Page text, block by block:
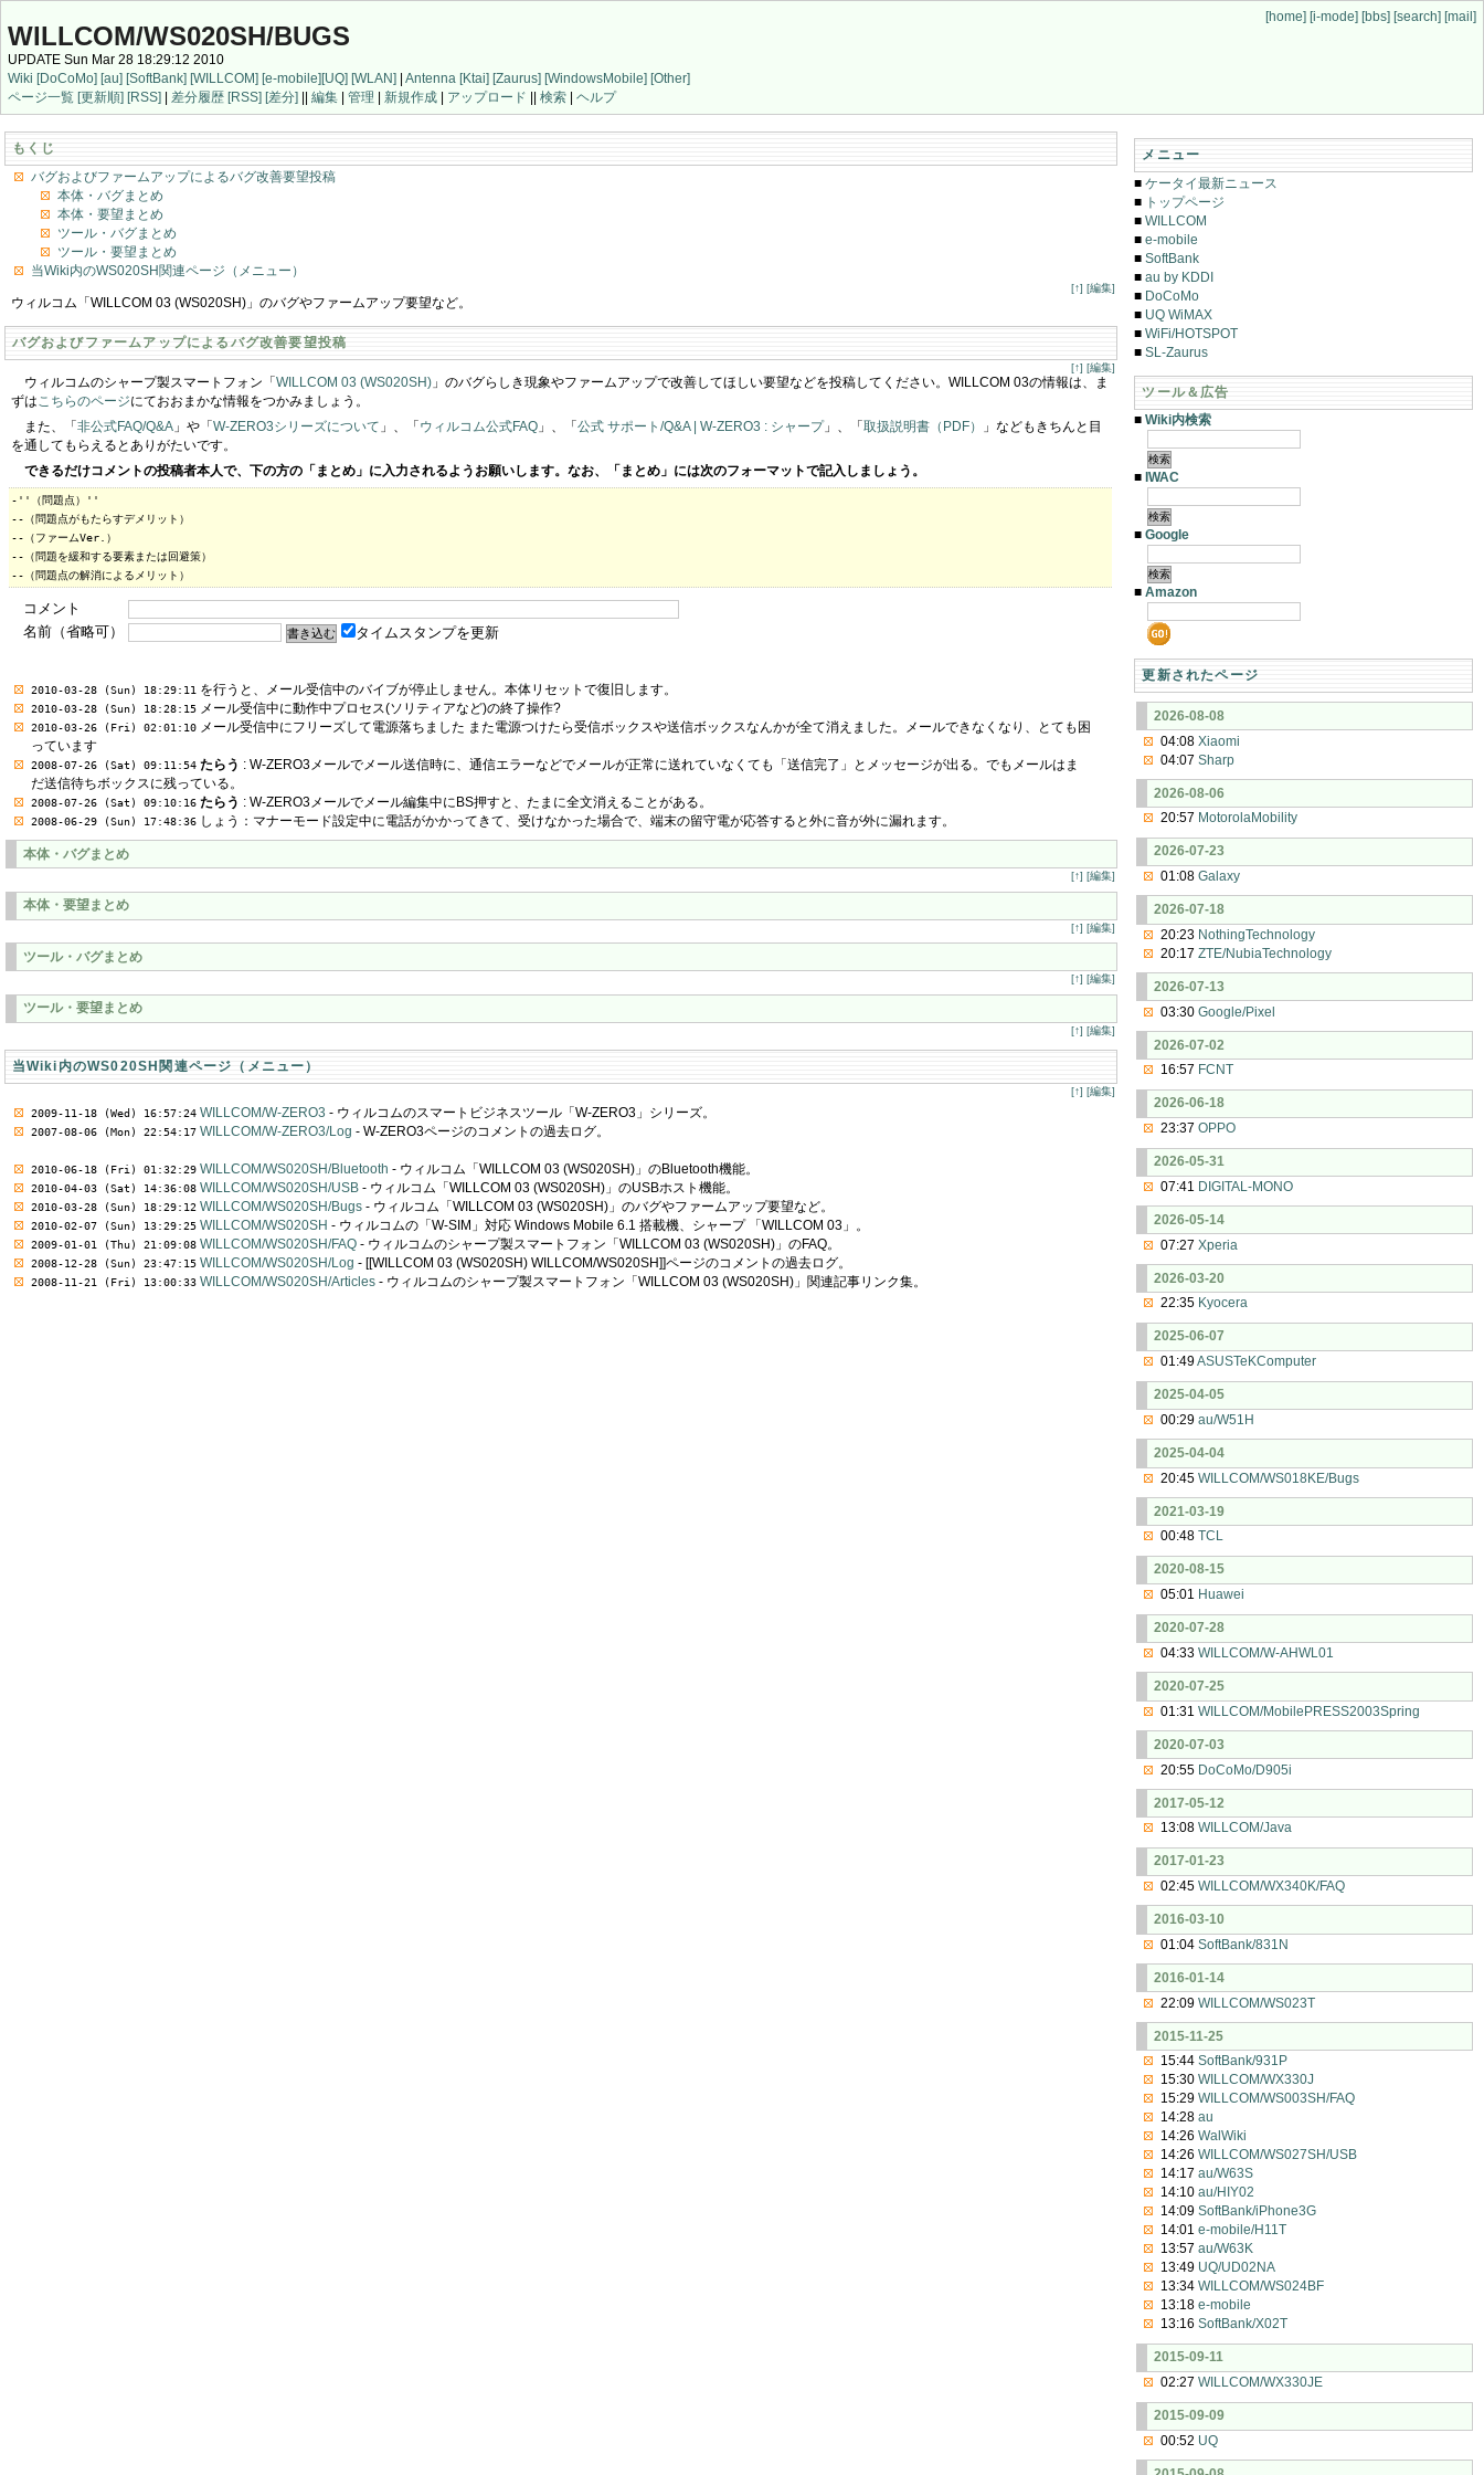
[home] [i-mode] [bbs] [search] [mail]
WILLCOM/WS020SH/BUGS
UPDATE Sun Mar 28 18:29:12 2010
Wiki [DoCoMo] [au] [SoftBank] [WILLCOM] [e-mobile][UQ] [WLAN] | Antenna [Ktai] [Zaurus] [WindowsMobile] [Other]
ページ一覧 [更新順] [RSS] | 差分履歴 [RSS] [差分] || 編集 | 管理 | 新規作成 | アップロード || 検索 | ヘルプ
もくじ
バグおよびファームアップによるバグ改善要望投稿
本体・バグまとめ
本体・要望まとめ
ツール・バグまとめ
ツール・要望まとめ
当Wiki内のWS020SH関連ページ（メニュー）
[↑] [編集]
ウィルコム「WILLCOM 03 (WS020SH)」のバグやファームアップ要望など。
バグおよびファームアップによるバグ改善要望投稿
[↑] [編集]
ウィルコムのシャープ製スマートフォン「WILLCOM 03 (WS020SH)」のバグらしき現象やファームアップで改善してほしい要望などを投稿してください。WILLCOM 03の情報は、ま
ずは こちらのページにておおまかな情報をつかみましょう。
また、「非公式FAQ/Q&A」や「W-ZERO3シリーズについて 」、「ウィルコム公式FAQ」、「公式 サポート/Q&A | W-ZERO3 : シャープ」、「取扱説明書（PDF）
」などもきちんと目
を通してもらえるとありがたいです。
できるだけコメントの投稿者本人で、下の方の「まとめ」に入力されるようお願いします。なお、「まとめ」には次のフォーマットで記入しましょう。
-''（問題点）''
--（問題点がもたらすデメリット）
--（ファームVer.）
--（問題を緩和する要素または回避策）
コメント
名前（省略可）
タイムスタンプを更新
2010-03-28 (Sun) 18:29:11 を行うと、メール受信中のバイブが停止しません。本体リセットで復旧します。
2010-03-28 (Sun) 18:28:15メール受信中に動作中プロセス(ソリティアなど)の終了操作?
2010-03-26 (Fri) 02:01:10メール受信中にフリーズして電源落ちました また電源つけたら受信ボックスや送信ボックスなんかが全て消えました。メールできなくなり、とても困
っています
2008-07-26 (Sat) 09:11:54 たらう : W-ZERO3メールでメール送信時に、通信エラーなどでメールが正常に送れていなくても「送信完了」とメッセージが出る。でもメールはま
だ送信待ちボックスに残っている。
2008-07-26 (Sat) 09:10:16 たらう : W-ZERO3メールでメール編集中にBS押すと、たまに全文消えることがある。
2008-06-29 (Sun) 17:48:36しょう：マナーモード設定中に電話がかかってきて、受けなかった場合で、端末の留守電が応答すると外に音が外に漏れます。
本体・バグまとめ
[↑] [編集]
本体・要望まとめ
[↑] [編集]
ツール・バグまとめ
[↑] [編集]
ツール・要望まとめ
[↑] [編集]
当Wiki内のWS020SH関連ページ（メニュー）
[↑] [編集]
2009-11-18 (Wed) 16:57:24 WILLCOM/W-ZERO3 - ウィルコムのスマートビジネスツール「W-ZERO3」シリーズ。
2007-08-06 (Mon) 22:54:17 WILLCOM/W-ZERO3/Log - W-ZERO3ページのコメントの過去ログ。
2010-06-18 (Fri) 01:32:29 WILLCOM/WS020SH/Bluetooth - ウィルコム「WILLCOM 03 (WS020SH)」のBluetooth機能。
2010-04-03 (Sat) 14:36:08 WILLCOM/WS020SH/USB- ウィルコム「WILLCOM 03 (WS020SH)」のUSBホスト機能。
2010-03-28 (Sun) 18:29:12 WILLCOM/WS020SH/Bugs- ウィルコム「WILLCOM 03 (WS020SH)」のバグやファームアップ要望など。
2010-02-07 (Sun) 13:29:25 WILLCOM/WS020SH - ウィルコムの「W-SIM」対応 Windows Mobile 6.1 搭載機、シャープ 「WILLCOM 03」。
2009-01-01 (Thu) 21:09:08 WILLCOM/WS020SH/FAQ- ウィルコムのシャープ製スマートフォン「WILLCOM 03 (WS020SH)」のFAQ。
2008-12-28 (Sun) 23:47:15 WILLCOM/WS020SH/Log - [[WILLCOM 03 (WS020SH) WILLCOM/WS020SH]]ページのコメントの過去ログ。
2008-11-21 (Fri) 13:00:33 WILLCOM/WS020SH/Articles- ウィルコムのシャープ製スマートフォン「WILLCOM 03 (WS020SH)」関連記事リンク集。
メニュー
■ケータイ最新ニュース
■ トップページ
■WILLCOM
■e-mobile
■SoftBank
■au by KDDI
■ DoCoMo
■ UQ WiMAX
■WiFi/HOTSPOT
■SL-Zaurus
ツール＆広告
■Wiki内検索
■IWAC
■Google
■Amazon
更新されたページ
2026-08-08
04:08Xiaomi
04:07Sharp
2026-08-06
20:57 MotorolaMobility
2026-07-23
01:08Galaxy
2026-07-18
20:23 NothingTechnology
20:17ZTE/NubiaTechnology
2026-07-13
03:30Google/Pixel
2026-07-02
16:57 FCNT
2026-06-18
23:37OPPO
2026-05-31
07:41 DIGITAL-MONO
2026-05-14
07:27Xperia
2026-03-20
22:35 Kyocera
2025-06-07
01:49ASUSTeKComputer
2025-04-05
00:29au/W51H
2025-04-04
20:45WILLCOM/WS018KE/Bugs
2021-03-19
00:48TCL
2020-08-15
05:01 Huawei
2020-07-28
04:33WILLCOM/W-AHWL01
2020-07-25
01:31WILLCOM/MobilePRESS2003Spring
2020-07-03
20:55 DoCoMo/D905i
2017-05-12
13:08WILLCOM/Java
2017-01-23
02:45WILLCOM/WX340K/FAQ
2016-03-10
01:04SoftBank/831N
2016-01-14
22:09WILLCOM/WS023T
2015-11-25
15:44SoftBank/931P
15:30WILLCOM/WX330J
15:29WILLCOM/WS003SH/FAQ
14:28au
14:26WalWiki
14:26WILLCOM/WS027SH/USB
14:17au/W63S
14:10au/HIY02
14:09SoftBank/iPhone3G
14:01e-mobile/H11T
13:57au/W63K
13:49 UQ/UD02NA
13:34WILLCOM/WS024BF
13:18e-mobile
13:16SoftBank/X02T
2015-09-11
02:27WILLCOM/WX330JE
2015-09-09
00:52 UQ